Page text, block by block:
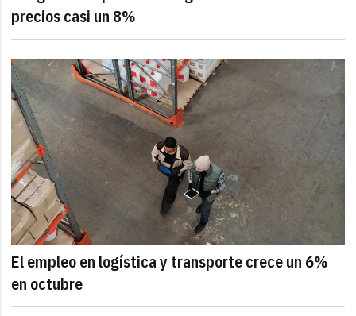
precios casi un 8%
El empleo en logística y transporte crece un 6%
en octubre